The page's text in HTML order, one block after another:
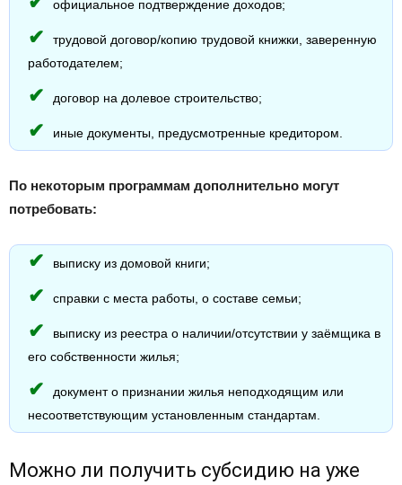
официальное подтверждение доходов;
трудовой договор/копию трудовой книжки, заверенную
работодателем;
договор на долевое строительство;
иные документы, предусмотренные кредитором.
По некоторым программам дополнительно могут
потребовать:
выписку из домовой книги;
справки с места работы, о составе семьи;
выписку из реестра о наличии/отсутствии у заёмщика в
его собственности жилья;
документ о признании жилья неподходящим или
несоответствующим установленным стандартам.
Можно ли получить субсидию на уже